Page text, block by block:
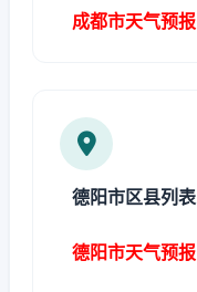
成都市天气预报
德阳市区县列表
德阳市天气预报